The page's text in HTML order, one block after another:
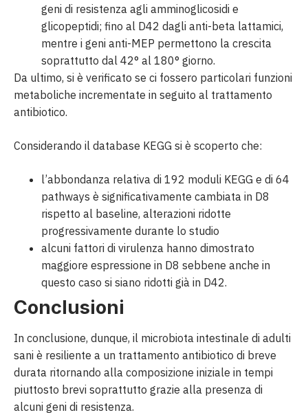
geni di resistenza agli amminoglicosidi e
glicopeptidi; fino al D42 dagli anti-beta lattamici,
mentre i geni anti-MEP permettono la crescita
soprattutto dal 42° al 180° giorno.
Da ultimo, si è verificato se ci fossero particolari funzioni
metaboliche incrementate in seguito al trattamento
antibiotico.
Considerando il database KEGG si è scoperto che:
l’abbondanza relativa di 192 moduli KEGG e di 64
pathways è significativamente cambiata in D8
rispetto al baseline, alterazioni ridotte
progressivamente durante lo studio
alcuni fattori di virulenza hanno dimostrato
maggiore espressione in D8 sebbene anche in
questo caso si siano ridotti già in D42.
Conclusioni
In conclusione, dunque, il microbiota intestinale di adulti
sani è resiliente a un trattamento antibiotico di breve
durata ritornando alla composizione iniziale in tempi
piuttosto brevi soprattutto grazie alla presenza di
alcuni geni di resistenza.